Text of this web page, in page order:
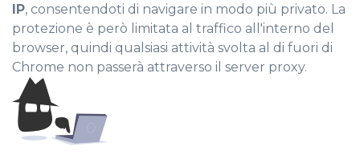
IP, consentendoti di navigare in modo più privato. La
protezione è però limitata al traffico all'interno del
browser, quindi qualsiasi attività svolta al di fuori di
Chrome non passerà attraverso il server proxy.